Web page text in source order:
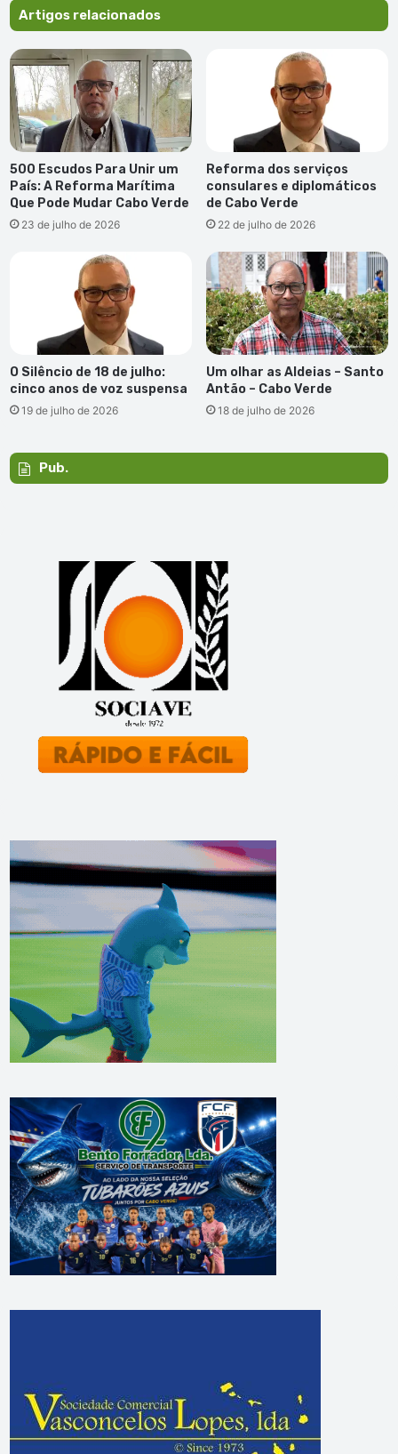
Artigos relacionados
500 Escudos Para Unir um
País: A Reforma Marítima
Que Pode Mudar Cabo Verde
23 de julho de 2026
Reforma dos serviços
consulares e diplomáticos
de Cabo Verde
22 de julho de 2026
O Silêncio de 18 de julho:
cinco anos de voz suspensa
19 de julho de 2026
Um olhar as Aldeias – Santo
Antão – Cabo Verde
18 de julho de 2026
Pub.